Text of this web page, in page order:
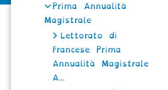
Prima Annualità
Magistrale
Lettorato di
Francese Prima
Annualità Magistrale
A...